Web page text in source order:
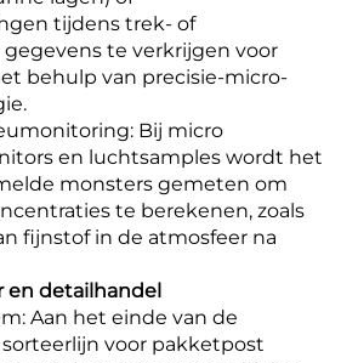
tijdens trek- of
te verkrijgen voor
behulp van precisie-micro-
Bij micro
en luchtsamples wordt het
monsters gemeten om
te berekenen, zoals
fijnstof in de atmosfeer na
en detailhandel
Aan het einde van de
voor pakketpost